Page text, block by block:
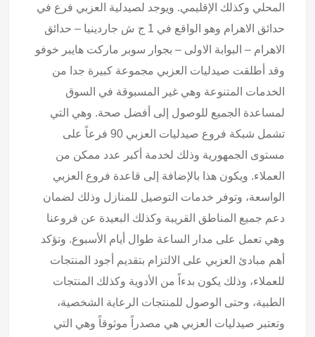
المحلي وكذلك الإقليمي. ويوجد لصيدلية العزبي فرع في
حدائق الاهرام وهو الواقع في 1 ج ش جاردينيا – حدائق
الاهرام – البوابة الاولى – بجوار سوبر ماركت هايبر خوفو
وقد أطلقت صيدليات العزبي مجموعة كبيرة جدا من
الخدمات المتنوعة وهي غير المسبوقة في السوق
لمساعدة الجميع للوصول إلى أفضل صحة. وهي التي
تشمل شبكة فروع صيدليات العزبي 90 فرعاً على
مستوى الجمهورية وذلك لخدمة أكبر عدد ممكن من
العملاء. ويكون هذا بالإضافة إلى قاعدة فروع العزبي
الواسعة، وتوفر خدمات التوصيل للمنازل وذلك لضمان
دعم جميع المناطق القريبة وكذلك البعيدة عن فروعنا
وهي تعمل على مدار الساعة طوال أيام الأسبوع. وتؤكد
أهم مبادئ العزبي على الالتزام بتقديم أجود المنتجات
للعملاء، وذلك يكون بدءاً من الأدوية وكذلك المنتجات
الطبية، وحتى الوصول للمنتجات الرعاية الشخصية،
وتعتبر صيدليات العزبي هي مصدراً موثوقاً وهي التي